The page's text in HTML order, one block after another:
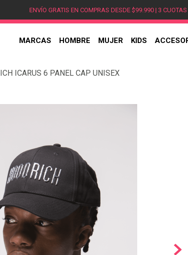
ENVÍO GRATIS EN COMPRAS DESDE $99.990 | 3
MARCAS HOMBRE MUJER KIDS
ICARUS 6 PANEL CAP UNISEX1